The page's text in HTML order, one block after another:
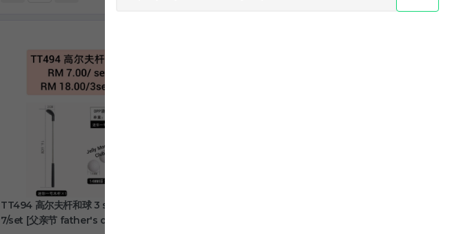
TT494 高尔夫杆和球 3 sets@RM
7/set [父亲节 father's day]